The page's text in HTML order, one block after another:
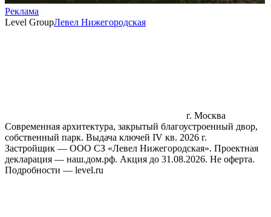
Реклама
Level GroupЛевел Нижегородская
г. Москва
Современная архитектура, закрытый благоустроенный двор,
собственный парк. Выдача ключей IV кв. 2026 г.
Застройщик — ООО СЗ «Левел Нижегородская». Проектная
декларация — наш.дом.рф. Акция до 31.08.2026. Не оферта.
Подробности — level.ru